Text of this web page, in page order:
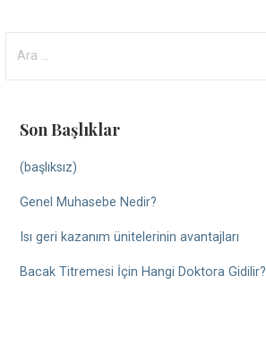
Son Başlıklar
(başlıksız)
Genel Muhasebe Nedir?
Isı geri kazanım ünitelerinin avantajları
Bacak Titremesi İçin Hangi Doktora Gidilir?